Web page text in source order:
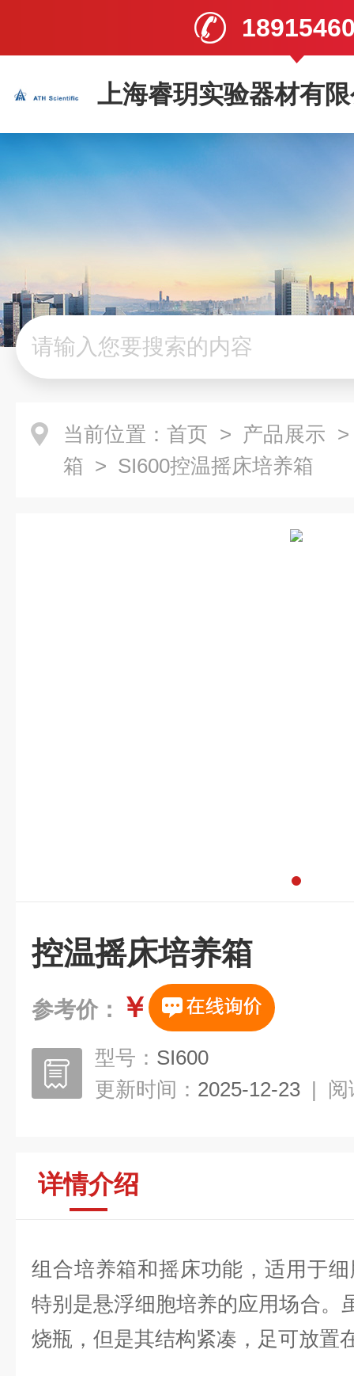
上海睿玥实验器材有
当前位置： 首页 > 产品展示
箱 > SI600控温摇床培养箱
控温摇床培养箱
参考价： ￥
型号： SI600
更新时间： 2025-12-23 | 阅
详情介绍
组合培养箱和摇床功能，适用于
特别是悬浮细胞培养的应用场合。
烧瓶，但是其结构紧凑，足可放置